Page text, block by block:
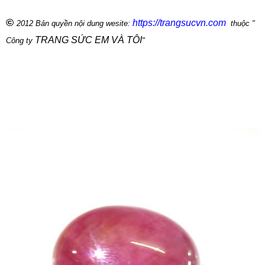
© 2012 Bản quyền nội dung wesite: https://trangsucvn.com thuộc "
Công ty TRANG SỨC EM VÀ TÔI"